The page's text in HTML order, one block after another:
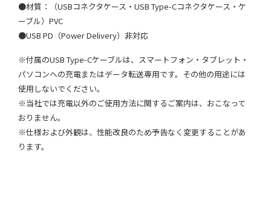
●材質：（USBコネクタケース・USB Type-Cコネクタケース・ケ
ーブル）PVC
●USB PD（Power Delivery）非対応
※付属のUSB Type-Cケーブルは、スマートフォン・タブレット・
パソコンへの充電またはデータ転送専用です。その他の用途には
使用しないでください。
※当社では充電以外のご使用方法に関するご案内は、おこなって
おりません。
※仕様および外観は、性能改良のため予告なく変更することがあ
ります。